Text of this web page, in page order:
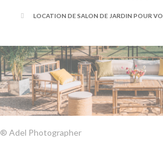
LOCATION DE SALON DE JARDIN POUR
® Adel Photographer